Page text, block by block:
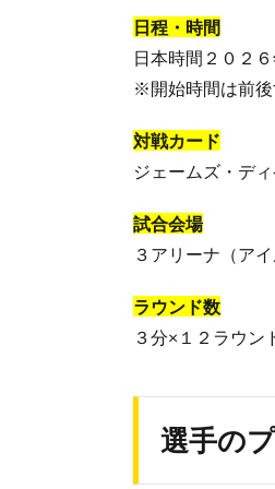
日程・時間
日本時間２０２
※開始時間は前後
対戦カード
ジェームズ・デ
試合会場
３アリーナ（ア
ラウンド数
３分×１２ラウン
選手の